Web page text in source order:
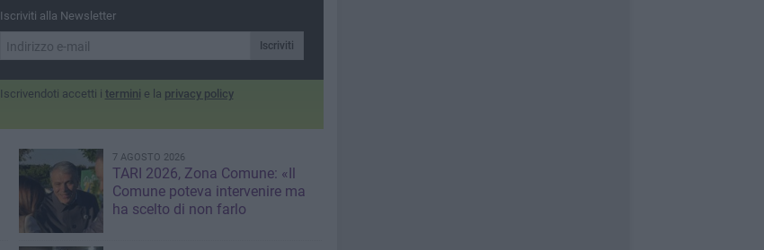
vasto piano di
contenimento”
Iscriviti alla Newsletter
Iscriviti
Iscrivendoti accetti i termini e la privacy policy
7 AGOSTO 2026
TARI 2026, Zona Comune: «Il
Comune poteva intervenire ma
ha scelto di non farlo